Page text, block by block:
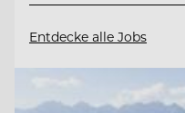
Entdecke alle Jobs